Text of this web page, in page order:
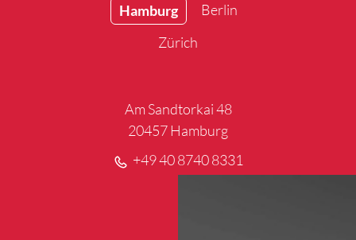
Hamburg
Berlin
Zürich
Am Sandtorkai 48
20457 Hamburg
+49 40 8740 8331